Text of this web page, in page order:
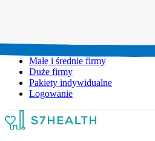
Małe i średnie firmy
Duże firmy
Pakiety indywidualne
Logowanie